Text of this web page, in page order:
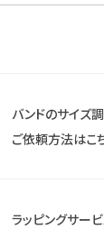
ケーター表示・
ートカレンダー
バンドのサイズ
ご依頼方法はこ
ラッピングサー